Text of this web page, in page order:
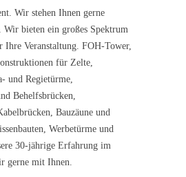
Wir stehen Ihnen gerne
Wir bieten ein großes Spektrum
Ihre Veranstaltung. FOH-Tower,
für Zelte,
und Regietürme,
Behelfsbrücken,
Bauzäune und
Werbetürme und
30-jährige Erfahrung im
gerne mit Ihnen.